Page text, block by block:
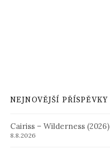
NEJNOVĚJŠÍ PŘÍSPĚVKY
Cairiss – Wilderness (2026)
8.8.2026